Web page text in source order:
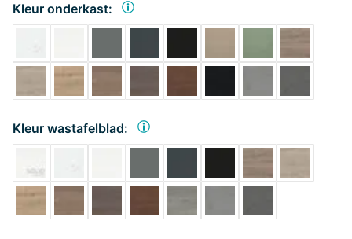
Kleur onderkast:
Kleur wastafelblad: